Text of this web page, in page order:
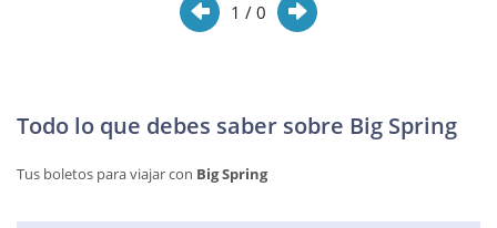
1 / 0
Todo lo que debes saber sobre Big Spring
Tus boletos para viajar con Big Spring